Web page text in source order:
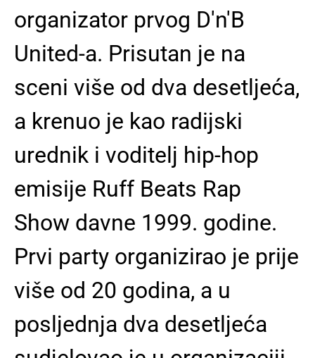
organizator prvog D'n'B
United-a. Prisutan je na
sceni više od dva desetljeća,
a krenuo je kao radijski
urednik i voditelj hip-hop
emisije Ruff Beats Rap
Show davne 1999. godine.
Prvi party organizirao je prije
više od 20 godina, a u
posljednja dva desetljeća